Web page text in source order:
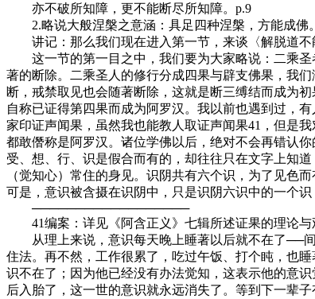
亦不破所知障，更不能断尽所知障。p.9
2.略说大般涅槃之意涵：具足四种涅槃，方能成佛。
讲记：那么我们现在进入第一节，来谈〈解脱道不
这一节的第一目之中，我们要为大家略说：二乘圣
著的断除。二乘圣人的修行分成四果与辟支佛果，我
断，戒禁取见也会随著断除，这就是断三缚结而成为
自称已证得第四果而成为阿罗汉。我以前也遇到过，
家印证声闻果，虽然我也能教人取证声闻果41，但是
都敢僭称是阿罗汉。诸位学佛以后，绝对不会再错认
受、想、行、识是假合而有的，却往往只在文字上知
（觉知心）常住的身见。识阴共有六个识，为了见色
可是，意识被含摄在识阴中，只是识阴六识中的一个
──────────────────
41编案：详见《阿含正义》七辑所述证果的理论与
从理上来说，意识每天晚上睡著以后就不在了──间
住法。再不然，工作很累了，吃过午饭、打个盹，也
识不在了；因为他已经没有办法觉知，这表示他的意
后入胎了，这一世的意识就永远消失了。等到下一辈